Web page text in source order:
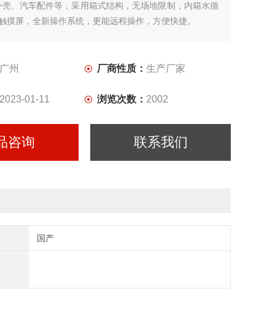
、汽车配件等，采用箱式结构，无场地限制，内箱水循
摸屏，全新操作系统，更能远程操作，方便快捷。
广州 厂商性质： 生产厂家
2023-01-11 浏览次数： 2002
咨询 联系我们
国产